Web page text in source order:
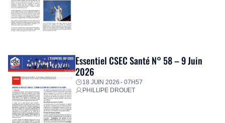
Essentiel CSEC Santé N° 58 – 9 Juin
2026
18 JUIN 2026 - 07H57
PHILLIPE DROUET